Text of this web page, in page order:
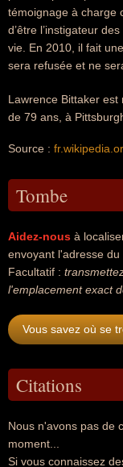
témoignage à charge
d’être l’instigateur
vie. En 2010, il fait
sera refusée et ne
Lawrence Bittaker
de 79 ans, à
Source :
Tombe
Aidez-nous à
envoyant l'adresse
Facultatif :
l'emplacement exact
Vous savez où se
Citations
Nous n'avons pas de
moment...
Si vous connaissez